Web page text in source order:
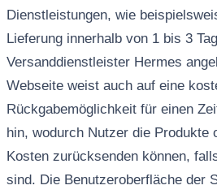
Dienstleistungen, wie
Lieferung innerhalb von 1 bis 3
Versanddienstleister Hermes
Webseite weist auch auf eine
Rückgabemöglichkeit für einen
hin, wodurch Nutzer die Produkte
Kosten zurücksenden können,
sind. Die Benutzeroberfläche der